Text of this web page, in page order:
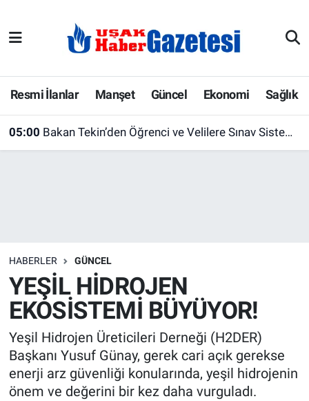
Resmi İlanlar Manşet Güncel Ekonomi Sağlık
05:00 Bakan Tekin’den Öğrenci ve Velilere Sınav Sistemi Açıklaması: Değişiklik Olacak mı?
HABERLER GÜNCEL
YEŞİL HİDROJEN
EKOSİSTEMİ BÜYÜYOR!
Yeşil Hidrojen Üreticileri Derneği (H2DER)
Başkanı Yusuf Günay, gerek cari açık gerekse
enerji arz güvenliği konularında, yeşil hidrojenin
önem ve değerini bir kez daha vurguladı.
E-Gazete
Ekonomi
Köşe Yazarları
Kültür Sanat
Manşet
Resmi İlanlar
Uşak Hava Durumu
Uşak Trafik Yoğunluk Haritası
Süper Lig Puan Durumu ve Fikstür